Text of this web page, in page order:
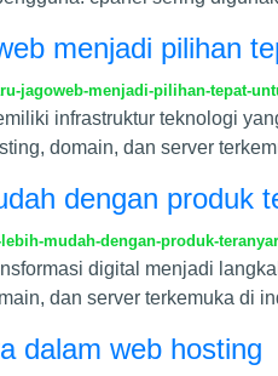
menjadi pilihan
jagoweb-menjadi-pilihan-tepat-
infrastruktur teknologi
domain, dan server
dengan produk
mudah-dengan-produk-
digital menjadi
dan server terkemuka di
dalam web hosting